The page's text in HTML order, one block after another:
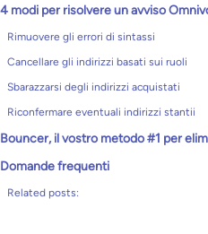
4 modi per risolvere un avviso
Rimuovere gli errori di sintassi
Cancellare gli indirizzi basati sui ruoli
Sbarazzarsi degli indirizzi acquistati
Riconfermare eventuali indirizzi stantii
Bouncer, il vostro metodo #1 per
Domande frequenti
Related posts: